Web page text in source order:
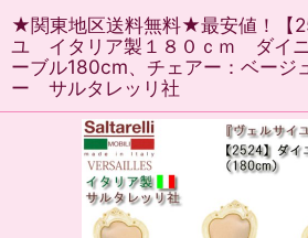
★関東地区送料無料★最安値！【
ユ イタリア製１８０ｃｍ ダイ
ーブル180cm、チェアー：ベージ
ー サルタレッリ社